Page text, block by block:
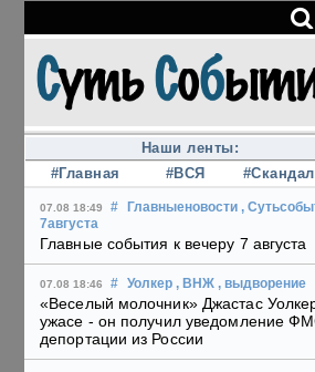
Наши ленты:
#Главная
#ВСЯ
07.08 18:49 # Главныеновости ,
7августа
Главные события к вечеру 7 августа
07.08 18:46 # Уолкер , ВНЖ , выдворение
«Веселый молочник» Джастас
ужасе - он получил уведомление
депортации из России